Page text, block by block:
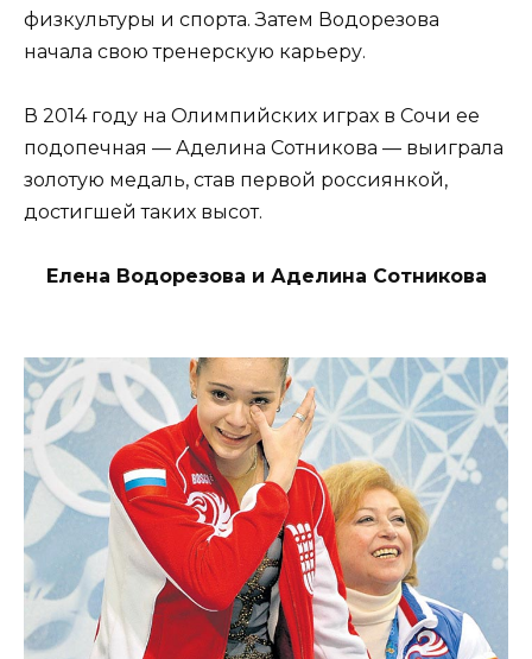
физкультуры и спорта. Затем Водорезова
начала свою тренерскую карьеру.
В 2014 году на Олимпийских играх в Сочи ее
подопечная — Аделина Сотникова — выиграла
золотую медаль, став первой россиянкой,
достигшей таких высот.
Елена Водорезова и Аделина Сотникова